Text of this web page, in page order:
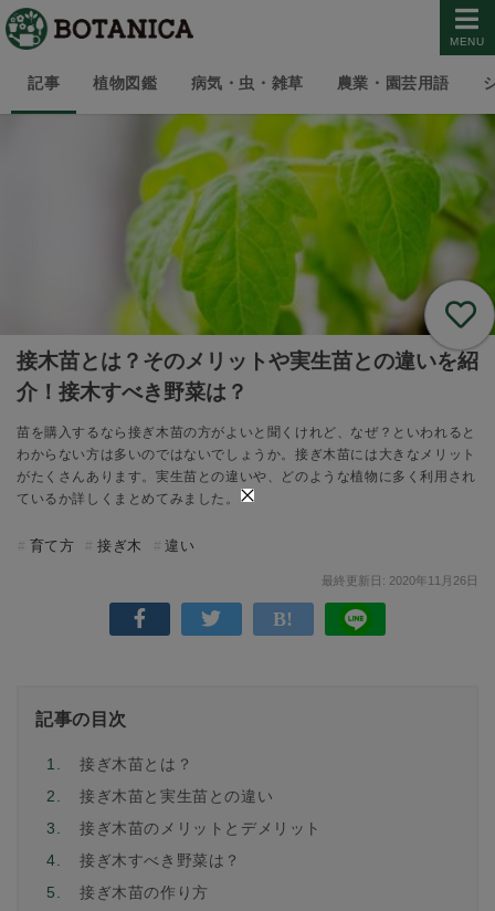
MENU
記事 植物図鑑 病気・虫・雑草 農業・園芸用語
接木苗とは？そのメリットや実生苗との違いを紹
介！接木すべき野菜は？
苗を購入するなら接ぎ木苗の方がよいと聞くけれど、なぜ？といわれると
わからない方は多いのではないでしょうか。接ぎ木苗には大きなメリット
がたくさんあります。実生苗との違いや、どのような植物に多く利用され
ているか詳しくまとめてみました。
育て方 接ぎ木 違い
最終更新日: 2020年11月26日
記事の目次
1.
接ぎ木苗とは？
2.
接ぎ木苗と実生苗との違い
3.
接ぎ木苗のメリットとデメリット
4.
接ぎ木すべき野菜は？
5.
接ぎ木苗の作り方